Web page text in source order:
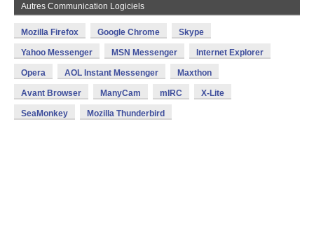
Autres Communication Logiciels
Mozilla Firefox Google Chrome Skype
Yahoo Messenger MSN Messenger Internet Explorer
Opera AOL Instant Messenger Maxthon
Avant Browser ManyCam mIRC X-Lite
SeaMonkey Mozilla Thunderbird